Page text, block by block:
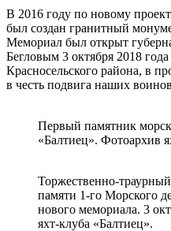
В 2016 году по новому
был создан гранитный
Мемориал был открыт
Бегловым 3 октября 2018
Красносельского района, в
в честь подвига наших
Первый памятник
«Балтиец». Фотоархив
Торжественно-
памяти 1-го Морского
нового мемориала. 3
яхт-клуба «Балтиец».